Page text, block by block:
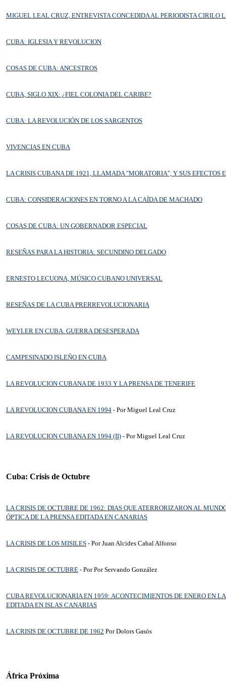
MIGUEL LEAL CRUZ, ENTREVISTA CONCEDIDA AL PERIODISTA CIRILO
CUBA: IGLESIA Y REVOLUCION
COSAS DE CUBA: ANCESTROS
CUBA, SIGLO XIX: ¿FIEL COLONIA DEL CARIBE?
CUBA: LA REVOLUCIÓN DE LOS SARGENTOS
VIVENCIAS EN CUBA
LA CRISIS CUBANA DE 1921, LLAMADA "MORATORIA", Y SUS EFECTOS
CUBA: CONSIDERACIONES EN TORNO A LA CAÍDA DE MACHADO
COSAS DE CUBA: UN GOBERNADOR ESPECIAL
RESEÑAS PARA LA HISTORIA: SECUNDINO DELGADO
ERNESTO LECUONA, MÚSICO CUBANO UNIVERSAL
RESEÑAS DE LA CUBA PRERREVOLUCIONARIA
WEYLER EN CUBA. GUERRA DESESPERADA
CAMPESINADO ISLEÑO EN CUBA
LA REVOLUCION CUBANA DE 1933 Y LA PRENSA DE TENERIFE
LA REVOLUCION CUBANA EN 1994 - Por Miguel Leal Cruz
LA REVOLUCION CUBANA EN 1994 (II) - Por Miguel Leal Cruz
Cuba: Crisis de Octubre
LA CRISIS DE OCTUBRE DE 1962: DIAS QUE ATERRORIZARON AL
ÓPTICA DE LA PRENSA EDITADA EN CANARIAS
LA CRISIS DE LOS MISILES - Por Juan Alcides Cabal Alfonso
LA CRISIS DE OCTUBRE - Por Por Servando González
CUBA REVOLUCIONARIA EN 1959: ACONTECIMIENTOS DE ENERO EN
EDITADA EN ISLAS CANARIAS
LA CRISIS DE OCTUBRE DE 1962 Por Dolors Gasós
África Próxima